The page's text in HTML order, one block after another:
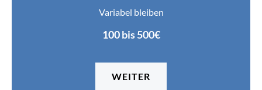
Variabel bleiben
100 bis 500€
WEITER